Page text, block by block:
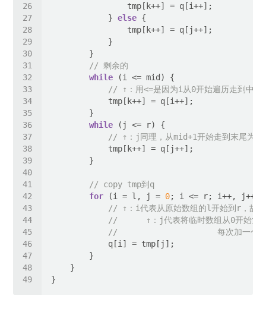
            }
else
// 剩余的
while
// ↑：用<=是因为i从0开始遍历走到中点
while
// ↑：j同理，从mid+1开始走到末尾为r
// copy tmp到q
for (i = l, j = 0
// ↑：i代表从原始数组的l开始到r，
//      ↑：j代表将临时数组从0开始复
//                     每次加一个，两